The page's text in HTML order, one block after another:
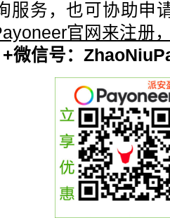
服务，也可协助申
官网来注册
微信号：